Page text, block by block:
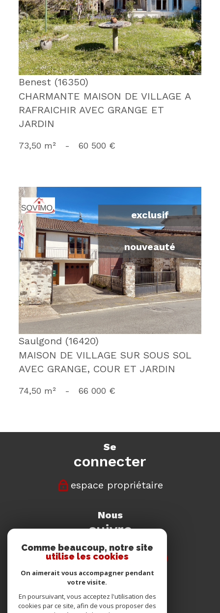
voir le bien
Benest (16350)
CHARMANTE MAISON DE VILLAGE A
RAFRAICHIR AVEC GRANGE ET
JARDIN
73,50 m² - 60 500 €
exclusif
nouveauté
voir le bien
Saulgond (16420)
MAISON DE VILLAGE SUR SOUS SOL
AVEC GRANGE, COUR ET JARDIN
74,50 m² - 66 000 €
se
connecter
espace propriétaire
nous
suivre
nous
adhérons
Comme beaucoup, notre site
utilise les cookies
On aimerait vous accompagner pendant
votre visite.
En poursuivant, vous acceptez l'utilisation des
cookies par ce site, afin de vous proposer des